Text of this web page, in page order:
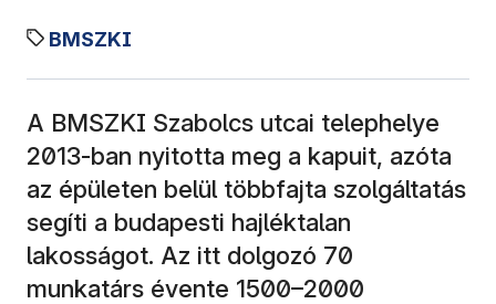
BMSZKI
A BMSZKI Szabolcs utcai telephelye
2013-ban nyitotta meg a kapuit, azóta
az épületen belül többfajta szolgáltatás
segíti a budapesti hajléktalan
lakosságot. Az itt dolgozó 70
munkatárs évente 1500–2000